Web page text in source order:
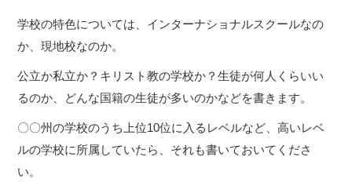
学校の特色については、インターナショナルスクールなの
か、現地校なのか。
公立か私立か？キリスト教の学校か？生徒が何人くらいい
るのか、どんな国籍の生徒が多いのかなどを書きます。
〇〇州の学校のうち上位10位に入るレベルなど、高いレベ
ルの学校に所属していたら、それも書いておいてくださ
い。